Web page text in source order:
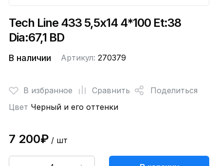
Tech Line 433 5,5x14 4*100 Et:38
Dia:67,1 BD
В наличии Артикул: 270379
В избранное Сравнить
Поделиться
Цвет Черный и его оттенки
7 200₽/ шт